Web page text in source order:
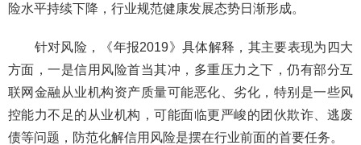
险水平持续下降，行业规范健康发展态势日渐形成。
针对风险，《年报2019》具体解释，其主要表现为四大
方面，一是信用风险首当其冲，多重压力之下，仍有部分互
联网金融从业机构资产质量可能恶化、劣化，特别是一些风
控能力不足的从业机构，可能面临更严峻的团伙欺诈、逃废
债等问题，防范化解信用风险是摆在行业前面的首要任务。